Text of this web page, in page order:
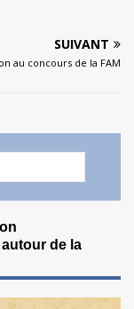
SUIVANT
au concours de la FAM
de la